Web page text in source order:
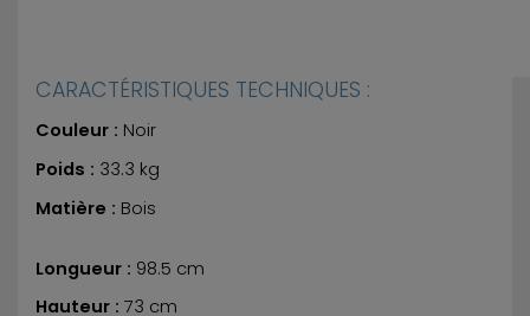
CARACTÉRISTIQUES TECHNIQUES :
Couleur : Noir
Poids : 33.3 kg
Matière : Bois
Longueur : 98.5 cm
Hauteur : 73 cm